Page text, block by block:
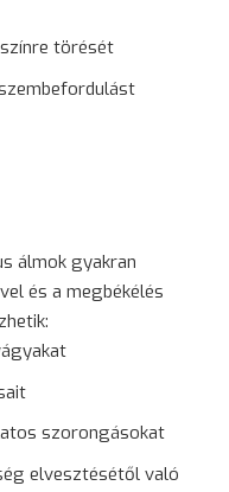
törését
álmok gyakran
és a megbékélés
szorongásokat
elvesztésétől való